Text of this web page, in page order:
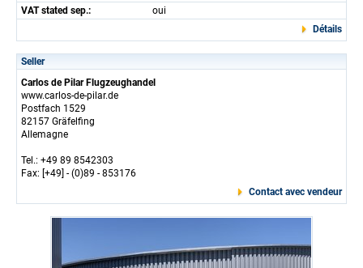
VAT stated sep.:
oui
Détails
Seller
Carlos de Pilar Flugzeughandel
www.carlos-de-pilar.de
Postfach 1529
82157 Gräfelfing
Allemagne
Tel.: +49 89 8542303
Fax: [+49] - (0)89 - 853176
Contact avec vendeur